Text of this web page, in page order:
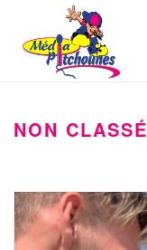
NON CLASSÉ